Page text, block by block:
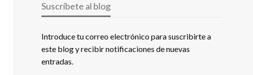
Suscríbete al blog
Introduce tu correo electrónico para suscribirte a
este blog y recibir notificaciones de nuevas
entradas.